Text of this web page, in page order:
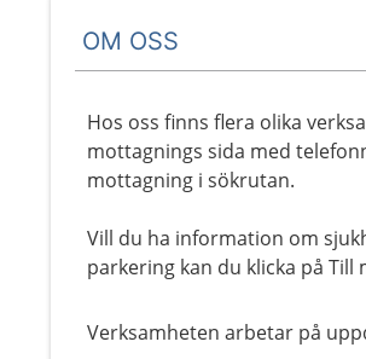
OM OSS
Hos oss finns flera olika
mottagnings sida med
mottagning i sökrutan.
Vill du ha information om
parkering kan du klicka på
Verksamheten arbetar på